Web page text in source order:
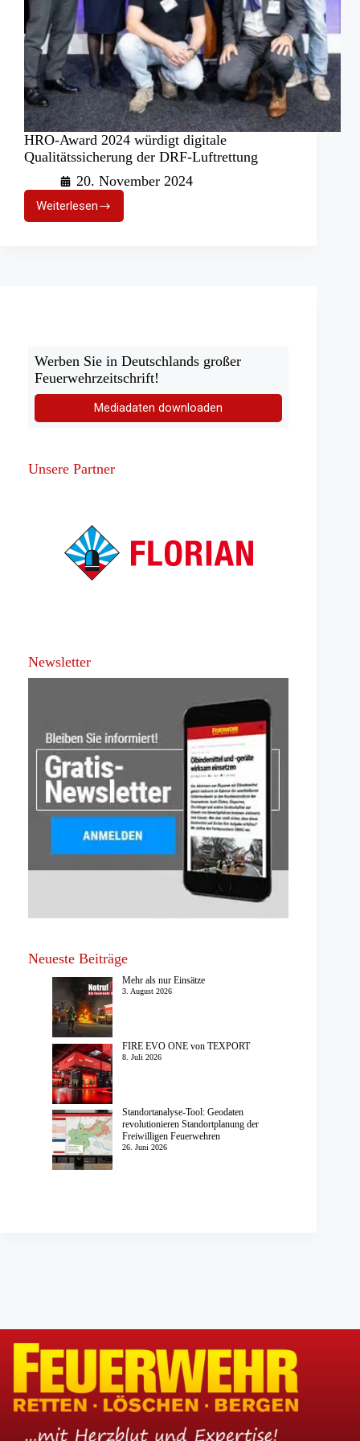
HRO-Award 2024 würdigt digitale
Qualitätssicherung der DRF-Luftrettung
20. November 2024
Weiterlesen
HRO-
Award
Werben Sie in Deutschlands großer
Feuerwehrzeitschrift!
Mediadaten downloaden
Unsere Partner
Newsletter
Neueste Beiträge
Mehr als nur Einsätze
3. August 2026
FIRE EVO ONE von TEXPORT
8. Juli 2026
Standortanalyse-Tool: Geodaten
revolutionieren Standortplanung der
Freiwilligen Feuerwehren
26. Juni 2026